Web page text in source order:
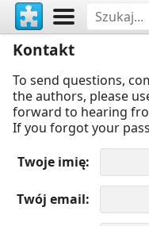
Kontakt
To send questions,
the authors, please
forward to hearing
If you forgot your
Twoje imię
Twój email